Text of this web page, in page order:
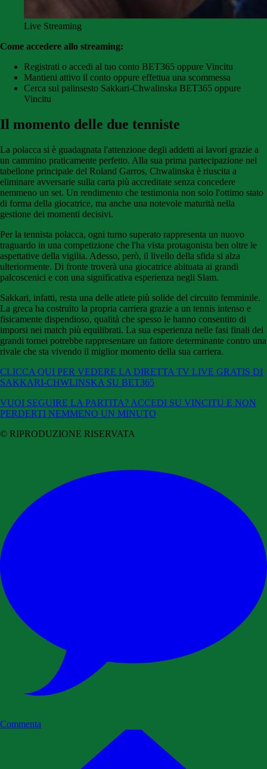
Live Streaming
Come accedere allo streaming:
Registrati o accedi al tuo conto BET365 oppure Vincitu
Mantieni attivo il conto oppure effettua una scommessa
Cerca sul palinsesto Sakkari-Chwalinska BET365 oppure
Vincitu
Il momento delle due tenniste
La polacca si è guadagnata l'attenzione degli addetti ai lavori grazie a
un cammino praticamente perfetto. Alla sua prima partecipazione nel
tabellone principale del Roland Garros, Chwalinska è riuscita a
eliminare avversarie sulla carta più accreditate senza concedere
nemmeno un set. Un rendimento che testimonia non solo l'ottimo stato
di forma della giocatrice, ma anche una notevole maturità nella
gestione dei momenti decisivi.
Per la tennista polacca, ogni turno superato rappresenta un nuovo
traguardo in una competizione che l'ha vista protagonista ben oltre le
aspettative della vigilia. Adesso, però, il livello della sfida si alza
ulteriormente. Di fronte troverà una giocatrice abituata ai grandi
palcoscenici e con una significativa esperienza negli Slam.
Sakkari, infatti, resta una delle atlete più solide del circuito femminile.
La greca ha costruito la propria carriera grazie a un tennis intenso e
fisicamente dispendioso, qualità che spesso le hanno consentito di
imporsi nei match più equilibrati. La sua esperienza nelle fasi finali dei
grandi tornei potrebbe rappresentare un fattore determinante contro una
rivale che sta vivendo il miglior momento della sua carriera.
CLICCA QUI PER VEDERE LA DIRETTA TV LIVE GRATIS DI
SAKKARI-CHWLINSKA SU BET365
VUOI SEGUIRE LA PARTITA? ACCEDI SU VINCITU E NON
PERDERTI NEMMENO UN MINUTO
© RIPRODUZIONE RISERVATA
Commenta